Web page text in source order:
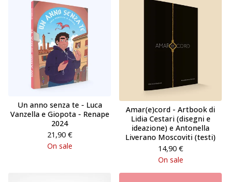
Un anno senza te - Luca
Vanzella e Giopota - Renape
2024
21,90 €
On sale
Amar(e)cord - Artbook di
Lidia Cestari (disegni e
ideazione) e Antonella
Liverano Moscoviti (testi)
14,90 €
On sale